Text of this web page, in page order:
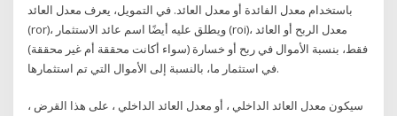
باستخدام معدل الفائدة أو معدل العائد. في التمويل، يعرف معدل العائد
(ror)، ويطلق عليه أيضًا اسم عائد الاستثمار (roi)، معدل الربح أو العائد
فقط، بنسبة الأموال في ربح أو خسارة (سواء أكانت محققة أم غير محققة)
في استثمار ما، بالنسبة إلى الأموال التي تم استثمارها.
سيكون معدل العائد الداخلي ، أو معدل العائد الداخلي ، على هذا القرض ،